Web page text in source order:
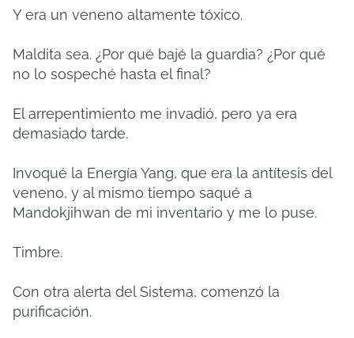
Y era un veneno altamente tóxico.
Maldita sea. ¿Por qué bajé la guardia? ¿Por qué
no lo sospeché hasta el final?
El arrepentimiento me invadió, pero ya era
demasiado tarde.
Invoqué la Energía Yang, que era la antítesis del
veneno, y al mismo tiempo saqué a
Mandokjihwan de mi inventario y me lo puse.
Timbre.
Con otra alerta del Sistema, comenzó la
purificación.